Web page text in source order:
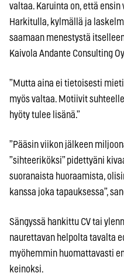
valtaa. Karuinta on, että
Harkitulla, kylmällä ja
saamaan menestystä
Kaivola Andante Consulting
”Mutta aina ei tietoisesti
myös valtaa. Motiivit
hyöty tulee lisänä.”
”Pääsin viikon jälkeen
”sihteeriköksi” pidettyäni
suoranaista huoraamista,
kanssa joka tapauksessa”,
Sängyssä hankittu CV tai
naurettavan helpolta tavalta
myöhemmin huomattavasti
keinoksi.